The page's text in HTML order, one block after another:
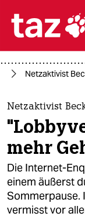

themen
politik
öko
gesellschaft
kultur
Netzaktivist
Netzaktivist
mehr
Die Internet-
einem äußerst
Sommerpause.
vermisst vor